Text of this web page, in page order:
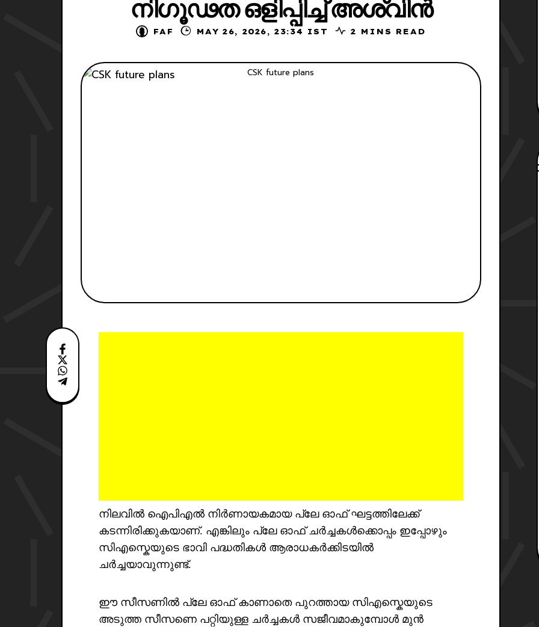
നിഗൂഢത ഒളിപ്പിച്ച് അശ്വിൻ
FAF MAY 26, 2026, 23:34 IST 2 MINS READ
CSK future plans
നിലവിൽ ഐപിഎൽ നിർണായകമായ പ്ലേ ഓഫ് ഘട്ടത്തിലേക്ക്
കടന്നിരിക്കുകയാണ്. എങ്കിലും പ്ലേ ഓഫ് ചർച്ചകൾക്കൊപ്പം ഇപ്പോഴും
സിഎസ്കെയുടെ ഭാവി പദ്ധതികൾ ആരാധകർക്കിടയിൽ
ചർച്ചയാവുന്നുണ്ട്.
ഈ സീസണിൽ പ്ലേ ഓഫ് കാണാതെ പുറത്തായ സിഎസ്കെയുടെ
അടുത്ത സീസണെ പറ്റിയുള്ള ചർച്ചകൾ സജീവമാകുമ്പോൾ മുൻ